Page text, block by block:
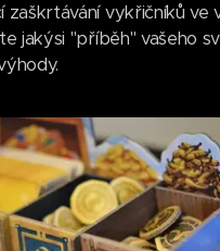
zaškrtávání vykřičníků ve
jakýsi "příběh" vašeho